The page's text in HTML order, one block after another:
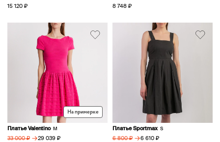
15 120 ₽
8 748 ₽
На примерке
Платье Valentino M
33 000 ₽ → 29 039 ₽
Платье Sportmax S
6 800 ₽ → 6 610 ₽